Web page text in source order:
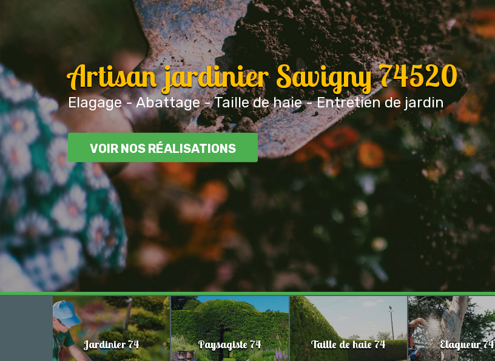
Artisan jardinier Savigny 74520
Elagage - Abattage - Taille de haie - Entretien de jardin
VOIR NOS RÉALISATIONS
Jardinier 74 Paysagiste 74 Taille de haie 74 Elagueur 74